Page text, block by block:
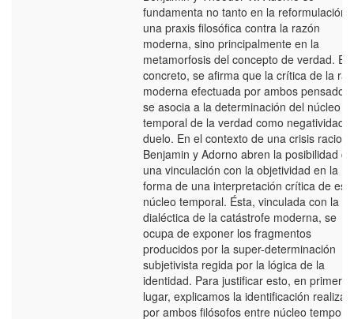
fundamenta no tanto en la reformulación
una praxis filosófica contra la razón
moderna, sino principalmente en la
metamorfosis del concepto de verdad. En
concreto, se afirma que la crítica de la
moderna efectuada por ambos
se asocia a la determinación del núcleo
temporal de la verdad como negatividad y
duelo. En el contexto de una crisis
Benjamin y Adorno abren la posibilidad de
una vinculación con la objetividad en la
forma de una interpretación crítica de ese
núcleo temporal. Ésta, vinculada con la
dialéctica de la catástrofe moderna, se
ocupa de exponer los fragmentos
producidos por la super-determinación
subjetivista regida por la lógica de la
identidad. Para justificar esto, en primer
lugar, explicamos la identificación
por ambos filósofos entre núcleo temporal